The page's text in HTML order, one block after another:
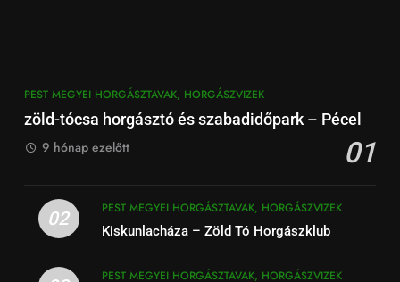
PEST MEGYEI HORGÁSZTAVAK, HORGÁSZVIZEK
zöld-tócsa horgásztó és szabadidőpark – Pécel
01
9 hónap ezelőtt
02
PEST MEGYEI HORGÁSZTAVAK, HORGÁSZVIZEK
Kiskunlacháza – Zöld Tó Horgászklub
PEST MEGYEI HORGÁSZTAVAK, HORGÁSZVIZEK